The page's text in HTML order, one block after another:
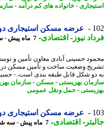
- خانواده های کم درآمد- سازمان
عرضه مسکن استیجاری دولتی
نیوز-اقتصادی-7 ماه پیش - سه شنبه 16 دی 1404، 13:51
حسینی آبادی معاون تأمین و توسعه
وضعیت ساخت و تأمین مسکن در
شکل قابل طبقه بندی است، - حسینی
بهزیستی-مسکن-سازمان
-حمل ونقل عمومی
عرضه مسکن استیجاری دولتی
-اقتصادی-7 ماه پیش - سه شنبه 16 دی 1404، 13:47